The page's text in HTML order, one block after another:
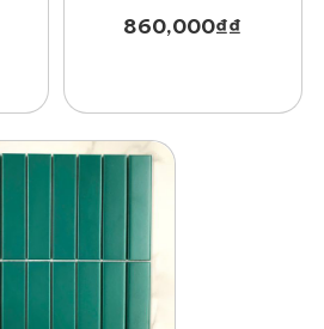
860,000₫₫